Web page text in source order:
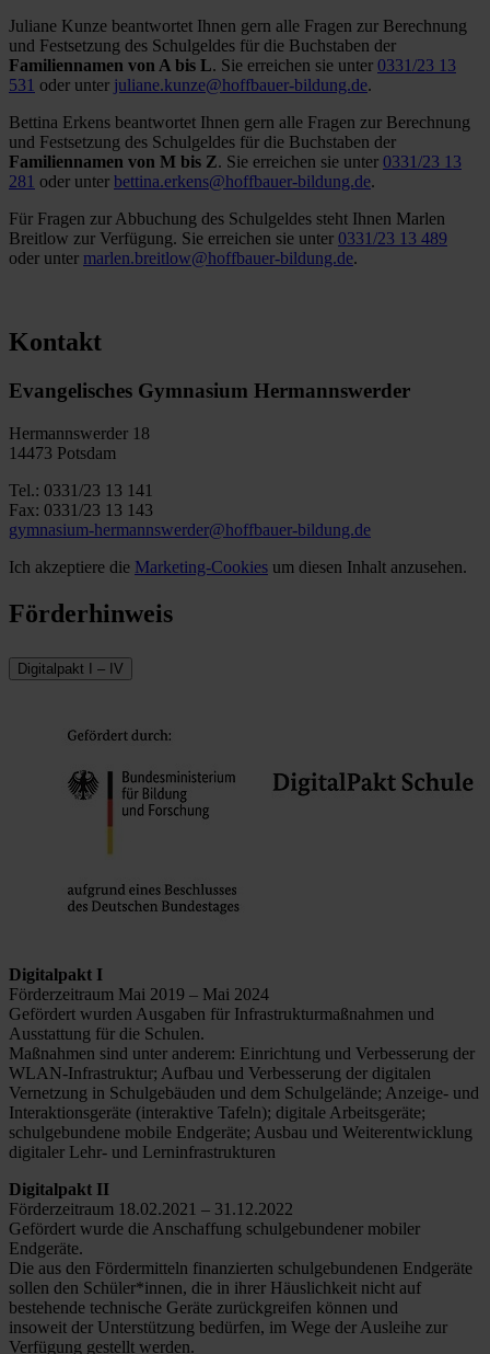
Juliane Kunze beantwortet Ihnen gern alle Fragen zur Berechnung
und Festsetzung des Schulgeldes für die Buchstaben der
Familiennamen von A bis L. Sie erreichen sie unter 0331/23 13
531 oder unter juliane.kunze@hoffbauer-bildung.de.
Bettina Erkens beantwortet Ihnen gern alle Fragen zur Berechnung
und Festsetzung des Schulgeldes für die Buchstaben der
Familiennamen von M bis Z. Sie erreichen sie unter 0331/23 13
281 oder unter bettina.erkens@hoffbauer-bildung.de.
Für Fragen zur Abbuchung des Schulgeldes steht Ihnen Marlen
Breitlow zur Verfügung. Sie erreichen sie unter 0331/23 13 489
oder unter marlen.breitlow@hoffbauer-bildung.de.
Kontakt
Evangelisches Gymnasium Hermannswerder
Hermannswerder 18
14473 Potsdam
Tel.: 0331/23 13 141
Fax: 0331/23 13 143
gymnasium-hermannswerder@hoffbauer-bildung.de
Ich akzeptiere die Marketing-Cookies um diesen Inhalt anzusehen.
Förderhinweis
Digitalpakt I – IV
Digitalpakt I
Förderzeitraum Mai 2019 – Mai 2024
Gefördert wurden Ausgaben für Infrastrukturmaßnahmen und
Ausstattung für die Schulen.
Maßnahmen sind unter anderem: Einrichtung und Verbesserung der
WLAN-Infrastruktur; Aufbau und Verbesserung der digitalen
Vernetzung in Schulgebäuden und dem Schulgelände; Anzeige- und
Interaktionsgeräte (interaktive Tafeln); digitale Arbeitsgeräte;
schulgebundene mobile Endgeräte; Ausbau und Weiterentwicklung
digitaler Lehr- und Lerninfrastrukturen
Digitalpakt II
Förderzeitraum 18.02.2021 – 31.12.2022
Gefördert wurde die Anschaffung schulgebundener mobiler
Endgeräte.
Die aus den Fördermitteln finanzierten schulgebundenen Endgeräte
sollen den Schüler*innen, die in ihrer Häuslichkeit nicht auf
bestehende technische Geräte zurückgreifen können und
insoweit der Unterstützung bedürfen, im Wege der Ausleihe zur
Verfügung gestellt werden.